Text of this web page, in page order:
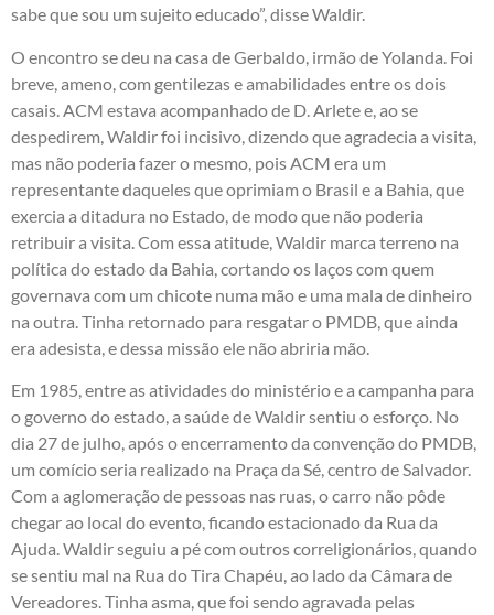
sabe que sou um sujeito educado”, disse Waldir.
O encontro se deu na casa de Gerbaldo, irmão de Yolanda. Foi
breve, ameno, com gentilezas e amabilidades entre os dois
casais. ACM estava acompanhado de D. Arlete e, ao se
despedirem, Waldir foi incisivo, dizendo que agradecia a visita,
mas não poderia fazer o mesmo, pois ACM era um
representante daqueles que oprimiam o Brasil e a Bahia, que
exercia a ditadura no Estado, de modo que não poderia
retribuir a visita. Com essa atitude, Waldir marca terreno na
política do estado da Bahia, cortando os laços com quem
governava com um chicote numa mão e uma mala de dinheiro
na outra. Tinha retornado para resgatar o PMDB, que ainda
era adesista, e dessa missão ele não abriria mão.
Em 1985, entre as atividades do ministério e a campanha para
o governo do estado, a saúde de Waldir sentiu o esforço. No
dia 27 de julho, após o encerramento da convenção do PMDB,
um comício seria realizado na Praça da Sé, centro de Salvador.
Com a aglomeração de pessoas nas ruas, o carro não pôde
chegar ao local do evento, ficando estacionado da Rua da
Ajuda. Waldir seguiu a pé com outros correligionários, quando
se sentiu mal na Rua do Tira Chapéu, ao lado da Câmara de
Vereadores. Tinha asma, que foi sendo agravada pelas